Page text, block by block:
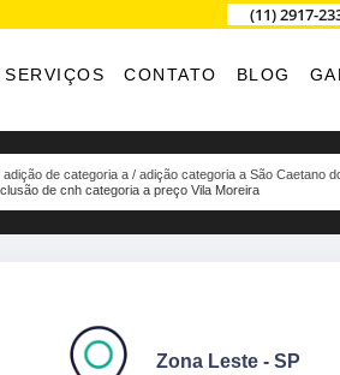
(11) 2917-
SERVIÇOS CONTATO BLOG
adição de categoria a
adição categoria a São Caetano
de cnh categoria a preço Vila Moreira
Zona Leste - SP